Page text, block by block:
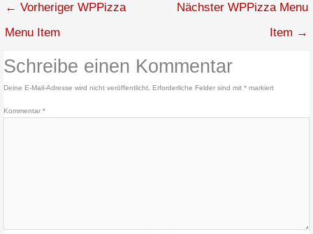
← Vorheriger WPPizza
Menu Item
Nächster WPPizza Menu
Item →
Schreibe einen Kommentar
Deine E-Mail-Adresse wird nicht veröffentlicht. Erforderliche Felder sind mit* markiert
Kommentar*